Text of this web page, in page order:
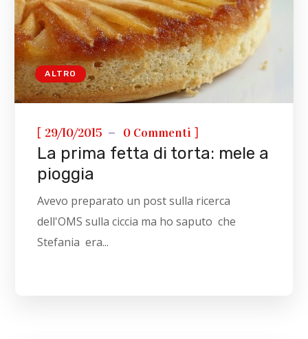
ALTRO
[ 29/10/2015 0 Commenti ]
La prima fetta di torta: mele a
pioggia
Avevo preparato un post sulla ricerca
dell'OMS sulla ciccia ma ho saputo che
Stefania era...